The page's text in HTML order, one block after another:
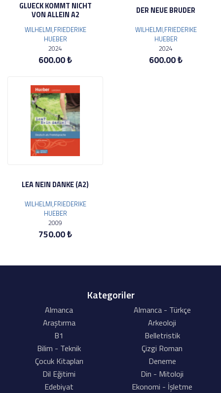
GLUECK KOMMT NICHT
VON ALLEIN A2
WILHELMI,FRIEDERIKE
HUEBER
2024
600.00 ₺
DER NEUE BRUDER
WILHELMI,FRIEDERIKE
HUEBER
2024
600.00 ₺
LEA NEIN DANKE (A2)
WILHELMI,FRIEDERIKE
HUEBER
2009
750.00 ₺
Kategoriler
Almanca
Almanca - Türkçe
Araştırma
Arkeoloji
B1
Belletristik
Bilim - Teknik
Çizgi Roman
Çocuk Kitapları
Deneme
Dil Eğitimi
Din - Mitoloji
Edebiyat
Ekonomi - İşletme